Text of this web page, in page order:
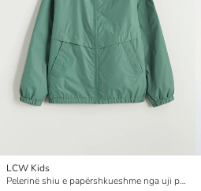
LCW Kids
Pelerinë shiu e papërshkueshme nga uji për djem